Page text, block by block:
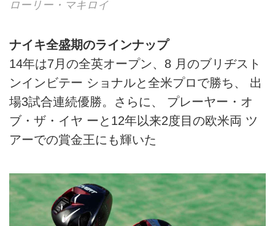
ローリー・マキロイ
ナイキ全盛期のラインナップ
14年は7月の全英オープン、8 月のブリヂスト
ンインビテー ショナルと全米プロで勝ち、 出
場3試合連続優勝。さらに、 プレーヤー・オ
ブ・ザ・イヤ ーと12年以来2度目の欧米両 ツ
アーでの賞金王にも輝いた